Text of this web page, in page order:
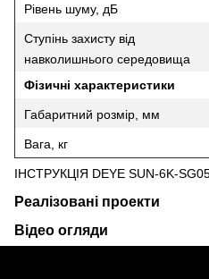
Рівень шуму, дБ
Ступінь захисту від
навколишнього середовища
Фізичні характеристики
Габаритний розмір, мм
Вага, кг
ІНСТРУКЦІЯ DEYE SUN-6K-
Реалізовані проекти
Відео огляди